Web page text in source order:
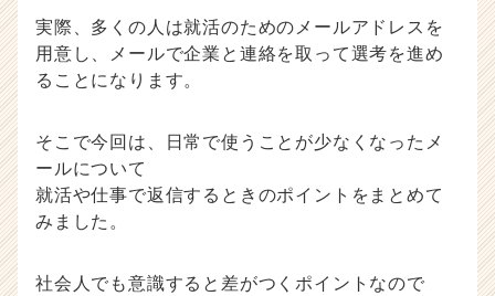
ト
チ
ア
リ
（C
r
実際、多くの人は就活のためのメールアドレスを
用意し、メールで企業と連絡を取って選考を進め
ることになります。
そこで今回は、日常で使うことが少なくなったメ
ールについて
就活や仕事で返信するときのポイントをまとめて
みました。
社会人でも意識すると差がつくポイントなので